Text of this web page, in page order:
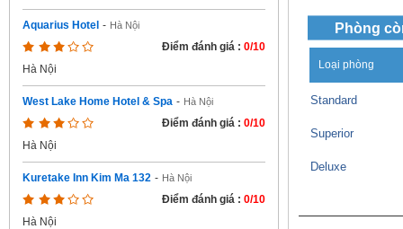
Aquarius Hotel - Hà Nội
Điểm đánh giá : 0/10
Hà Nội
West Lake Home Hotel & Spa - Hà Nội
Điểm đánh giá : 0/10
Hà Nội
Kuretake Inn Kim Ma 132 - Hà Nội
Điểm đánh giá : 0/10
Hà Nội
Phòng
Loại phòng
Standard
Superior
Deluxe